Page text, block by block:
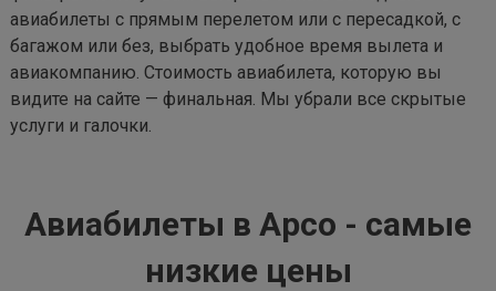
авиабилеты с прямым перелетом или с пересадкой, с
багажом или без, выбрать удобное время вылета и
авиакомпанию. Стоимость авиабилета, которую вы
видите на сайте — финальная. Мы убрали все скрытые
услуги и галочки.
Авиабилеты в Арсо - самые
низкие цены